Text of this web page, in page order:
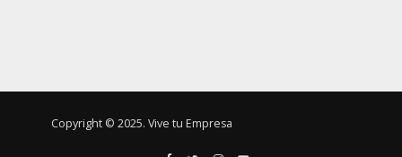
Copyright © 2025. Vive tu Empresa